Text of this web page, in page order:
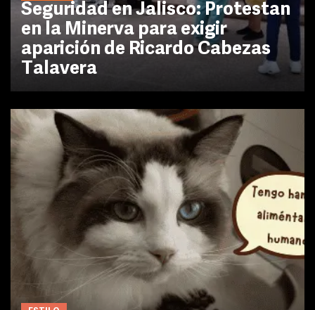
Seguridad en Jalisco: Protestan
en la Minerva para exigir
aparición de Ricardo Cabezas
Talavera